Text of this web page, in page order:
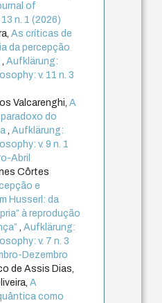
of
n. 1 (2026)
As críticas de
da percepção
,Aufklärung:
v. 11 n. 3
Valcarenghi,A
do
,Aufklärung:
v. 9 n. 1
Abril
Côrtes
e
Husserl: da
à reprodução
,Aufklärung:
v. 7 n. 3
Dezembro
de Assis Dias,
A
como